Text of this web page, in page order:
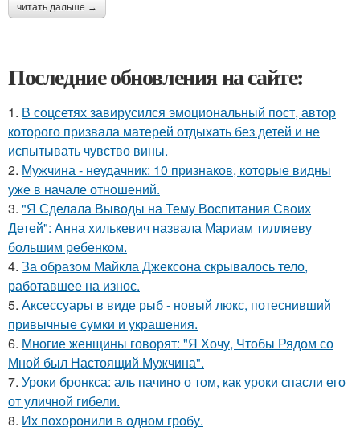
читать дальше →
Последние обновления на сайте:
1. В соцсетях завирусился эмоциональный пост, автор
которого призвала матерей отдыхать без детей и не
испытывать чувство вины.
2. Мужчина - неудачник: 10 признаков, которые видны
уже в начале отношений.
3. "Я Сделала Выводы на Тему Воспитания Своих
Детей": Анна хилькевич назвала Мариам тилляеву
большим ребенком.
4. За образом Майкла Джексона скрывалось тело,
работавшее на износ.
5. Аксессуары в виде рыб - новый люкс, потеснивший
привычные сумки и украшения.
6. Многие женщины говорят: "Я Хочу, Чтобы Рядом со
Мной был Настоящий Мужчина".
7. Уроки бронкса: аль пачино о том, как уроки спасли его
от уличной гибели.
8. Их похоронили в одном гробу.